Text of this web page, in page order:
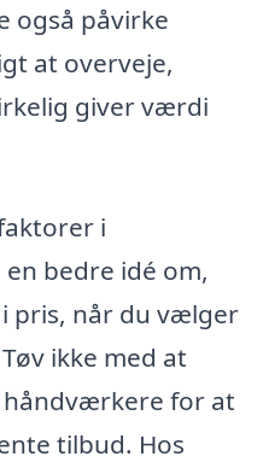
også påvirke
at overveje,
giver værdi
i
bedre idé om,
pris, når du vælger
ikke med at
for at
tilbud. Hos